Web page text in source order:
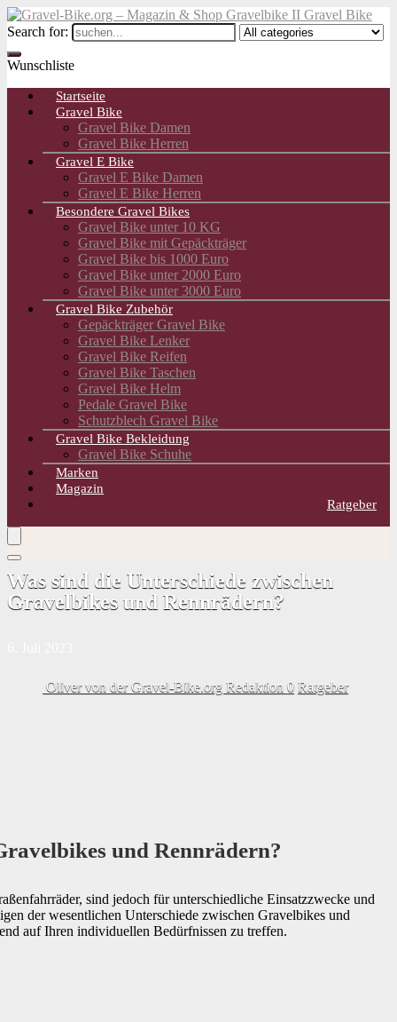
Search for:
Wunschliste
Startseite
Gravel Bike
Gravel Bike Damen
Gravel Bike Herren
Gravel E Bike
Gravel E Bike Damen
Gravel E Bike Herren
Besondere Gravel Bikes
Gravel Bike unter 10 KG
Gravel Bike mit Gepäckträger
Gravel Bike bis 1000 Euro
Gravel Bike unter 2000 Euro
Gravel Bike unter 3000 Euro
Gravel Bike Zubehör
Gepäckträger Gravel Bike
Gravel Bike Lenker
Gravel Bike Reifen
Gravel Bike Taschen
Gravel Bike Helm
Pedale Gravel Bike
Schutzblech Gravel Bike
Gravel Bike Bekleidung
Gravel Bike Schuhe
Marken
Magazin
Ratgeber
Was sind die Unterschiede zwischen
Gravelbikes und Rennrädern?
Oliver von der Gravel-Bike.org Redaktion 0 Ratgeber
und Rennrädern?
sind jedoch für unterschiedliche Einsatzzwecke und
der wesentlichen Unterschiede zwischen Gravelbikes und
auf Ihren individuellen Bedürfnissen zu treffen.